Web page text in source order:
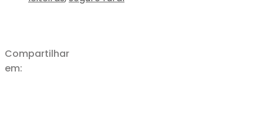
Compartilhar
em: